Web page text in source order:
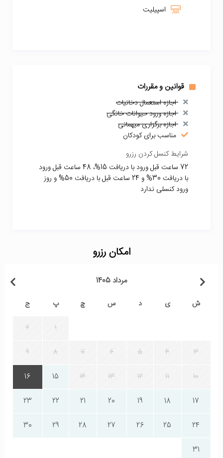
اسپیلیت
قوانین و مقررات
اجازه استعمال دخانیات
اجازه ورود حیوانات خانگی
اجازه برگزاری میهمانی
مناسب برای کودکان
شرایط کنسل کردن رزرو
72 ساعت قبل ورود با دریافت 15%، 48 ساعت قبل ورود
با دریافت 30% و 24 ساعت قبل با دریافت 50% و روز
ورود کنسلی ندارد
امکان رزرو
مرداد 1405
ش ی د س چ پ ج
1
2
3
4
5
6
7
8
9
10
11
12
13
14
15
16
17
18
19
20
21
22
23
24
25
26
27
28
29
30
31